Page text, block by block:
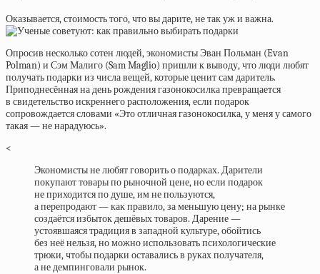
Оказывается,стоимость того,что вы дарите,не так уж и важна.
Опросив несколько сотен людей, экономисты Эван Польман (Evan
Polman) и Сэм Малиго (Sam Maglio) пришли к выводу, что люди любят
получать подарки из числа вещей, которые ценит сам даритель.
Приподнесённая на день рождения газонокосилка превращается
в свидетельство искреннего расположения, если подарок
сопровождается словами «Это отличная газонокосилка, у меня у самого
такая — не нарадуюсь».
<
Экономисты не любят говорить о подарках. Дарители
покупают товары по рыночной цене, но если подарок
не приходится по душе, им не пользуются,
а перепродают — как правило, за меньшую цену; на рынке
создаётся избыток дешёвых товаров. Дарение —
устоявшаяся традиция в западной культуре, обойтись
без неё нельзя, но можно использовать психологические
трюки, чтобы подарки оставались в руках получателя,
а не демпинговали рынок.